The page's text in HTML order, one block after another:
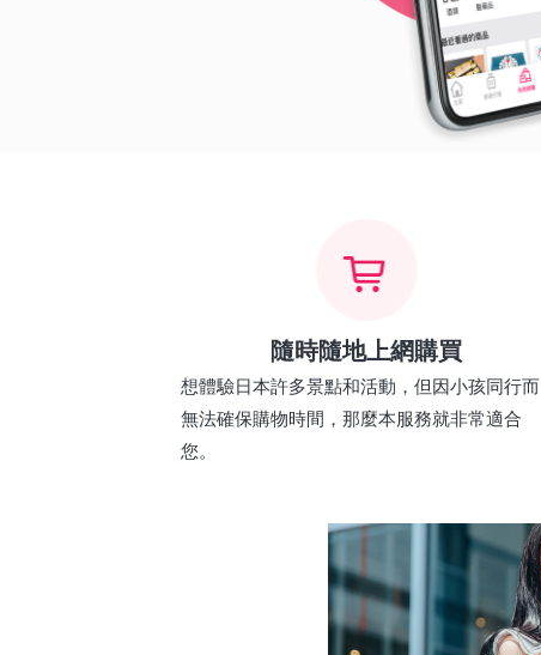
隨時隨地上網購買
想體驗日本許多景點和活動，但因小孩同行而
無法確保購物時間，那麼本服務就非常適合
您。